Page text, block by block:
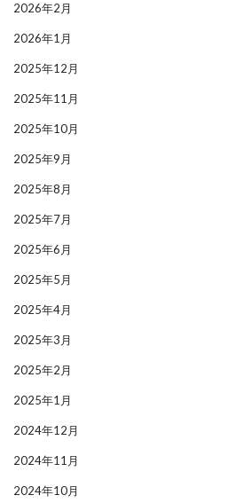
2026年2月
2026年1月
2025年12月
2025年11月
2025年10月
2025年9月
2025年8月
2025年7月
2025年6月
2025年5月
2025年4月
2025年3月
2025年2月
2025年1月
2024年12月
2024年11月
2024年10月